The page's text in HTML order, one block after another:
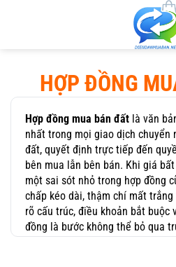
HỢP ĐỒNG
Hợp đồng mua bán đất là văn
nhất trong mọi giao dịch chuyển
đất, quyết định trực tiếp đến
bên mua lẫn bên bán. Khi giá
một sai sót nhỏ trong hợp đồng
chấp kéo dài, thậm chí mất
rõ cấu trúc, điều khoản bắt buộc
đồng là bước không thể bỏ qua